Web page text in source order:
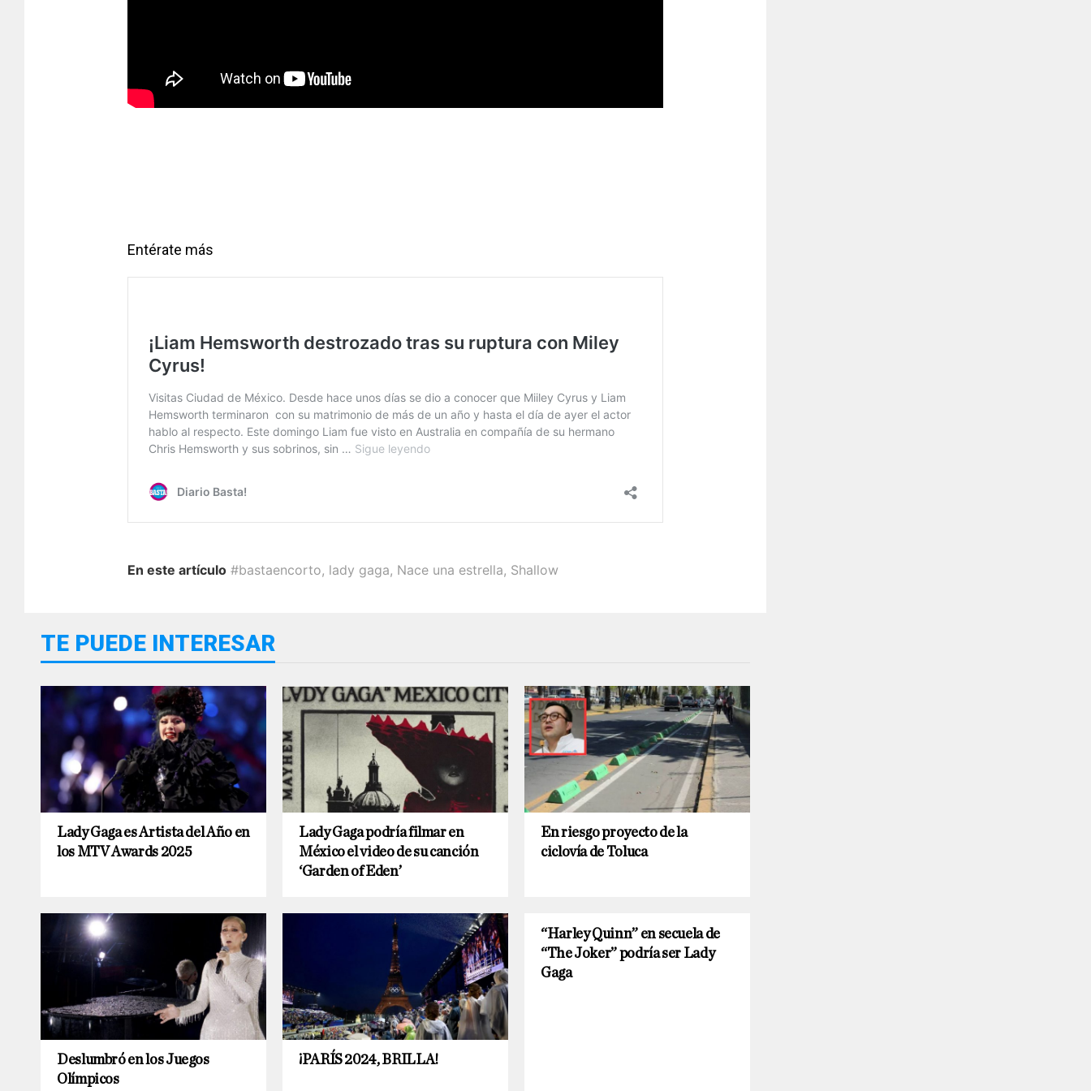
Entérate más
En este artículo #bastaencorto, lady gaga, Nace una estrella, Shallow
TE PUEDE INTERESAR
Lady Gaga es Artista del Año en
los MTV Awards 2025
Lady Gaga podría filmar en
México el video de su canción
‘Garden of Eden’
En riesgo proyecto de la
ciclovía de Toluca
Deslumbró en los Juegos
Olímpicos
¡PARÍS 2024, BRILLA!
“Harley Quinn” en secuela de
“The Joker” podría ser Lady
Gaga